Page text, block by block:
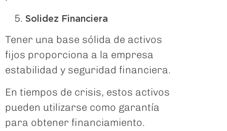
Solidez Financiera
Tener una base sólida de activos
fijos proporciona a la empresa
estabilidad y seguridad financiera.
En tiempos de crisis, estos activos
pueden utilizarse como garantía
para obtener financiamiento.